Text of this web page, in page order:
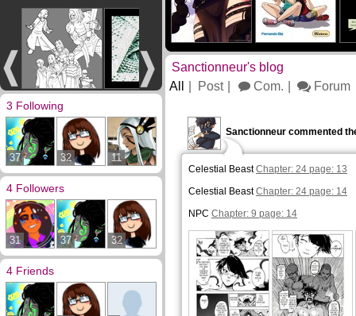
3 Following
37 32 11
4 Followers
31 37 32
4 Friends
Sanctionneur's blog
All
Post Com. Forum
Sanctionneur commented
Celestial BeastChapter: 24 page: 13
Celestial BeastChapter: 24 page: 14
NPC Chapter: 9 page: 14